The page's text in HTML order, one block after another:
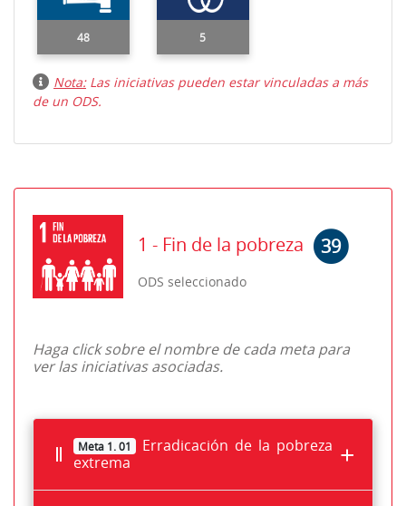
48 5
Nota:Las iniciativas pueden estar vinculadas a más
de un ODS.
1 - Fin de la pobreza 39
ODS seleccionado
Haga click sobre el nombre de cada meta para
ver las iniciativas asociadas.
Meta 1. 01 Erradicación de la pobreza
extrema